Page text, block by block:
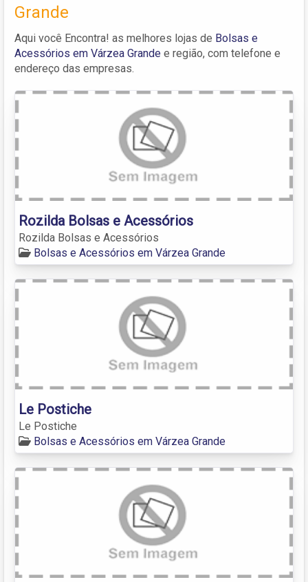
Grande
Aqui você Encontra! as melhores lojas de Bolsas e
Acessórios em Várzea Grande e região, com telefone e
endereço das empresas.
Rozilda Bolsas e Acessórios
Rozilda Bolsas e Acessórios
Bolsas e Acessórios em Várzea Grande
Le Postiche
Le Postiche
Bolsas e Acessórios em Várzea Grande